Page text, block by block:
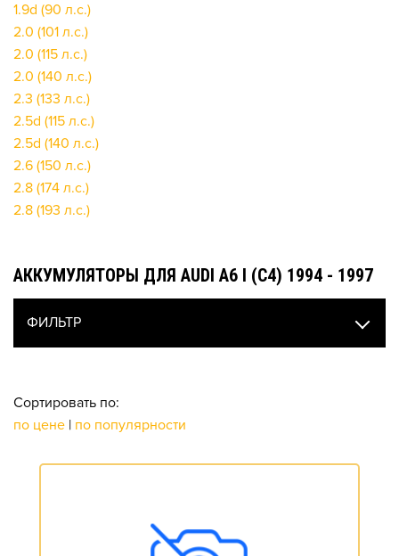
1.9d (90 л.с.)
2.0 (101 л.с.)
2.0 (115 л.с.)
2.0 (140 л.с.)
2.3 (133 л.с.)
2.5d (115 л.с.)
2.5d (140 л.с.)
2.6 (150 л.с.)
2.8 (174 л.с.)
2.8 (193 л.с.)
АККУМУЛЯТОРЫ ДЛЯ AUDI A6 I (C4) 1994 - 1997
ФИЛЬТР
Сортировать по:
по цене | по популярности